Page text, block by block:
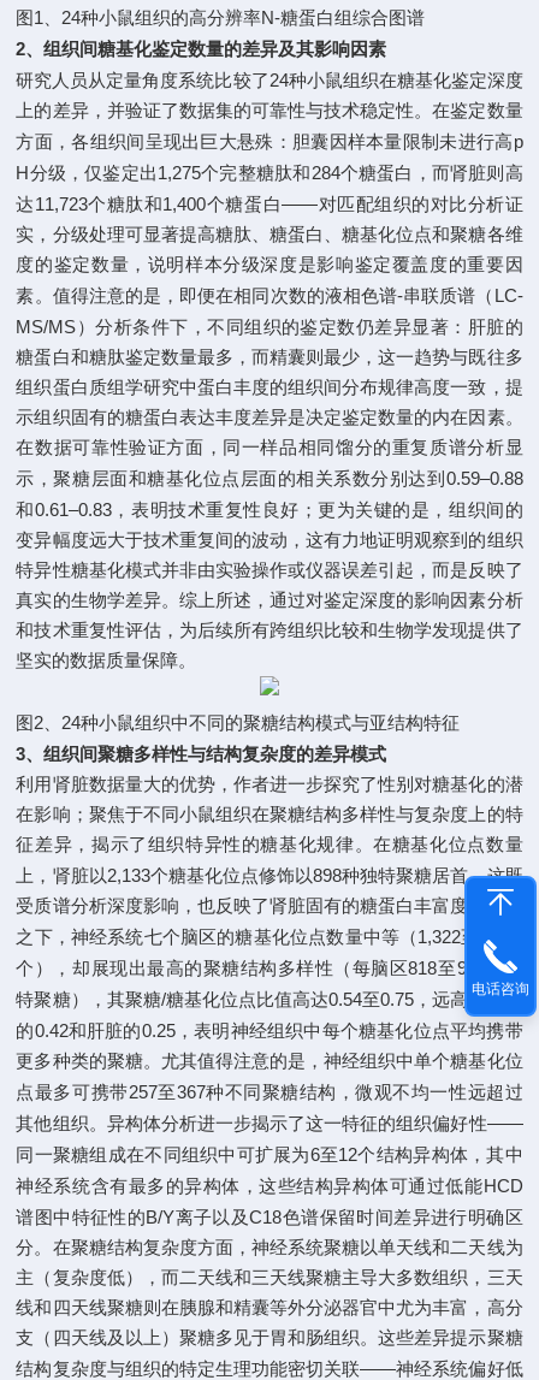
图 1 24种小鼠组织的高分辨率N-糖蛋白组综合图谱
2、组织间糖基化鉴定数量的差异及其影响因素
研究人员从定量角度系统比较了24种小鼠组织在糖基化鉴定深度
上的差异，并验证了数据集的可靠性与技术稳定性。在鉴定数量
方面，各组织间呈现出巨大悬殊：胆囊因样本量限制未进行高p
H分级，仅鉴定出1,275个完整糖肽和284个糖蛋白，而肾脏则高
达11,723个糖肽和1,400个糖蛋白——对匹配组织的对比分析证
实，分级处理可显著提高糖肽、糖蛋白、糖基化位点和聚糖各维
度的鉴定数量，说明样本分级深度是影响鉴定覆盖度的重要因
素。值得注意的是，即便在相同次数的液相色谱-串联质谱（ LC-
MS/MS）分析条件下，不同组织的鉴定数仍差异显著：肝脏的
糖蛋白和糖肽鉴定数量最多，而精囊则最少，这一趋势与既往多
组织蛋白质组学研究中蛋白丰度的组织间分布规律高度一致，提
示组织固有的糖蛋白表达丰度差异是决定鉴定数量的内在因素。
在数据可靠性验证方面，同一样品相同馏分的重复质谱分析显
示，聚糖层面和糖基化位点层面的相关系数分别达到 0.59–0.88
和0.61–0.83，表明技术重复性良好；更为关键的是， 组织间的
变异幅度远大于技术重复间的波动，这有力地证明观察到的组织
特异性糖基化模式并非由实验操作或仪器误差引起，而是反映了
真实的生物学差异。综上所述，通过对鉴定深度的影响因素分析
和技术重复性评估，为后续所有跨组织比较和生物学发现提供了
坚实的数据质量保障。
图 2 24种小鼠组织中不同的聚糖结构模式与亚结构特征
3、组织间聚糖多样性与结构复杂度的差异模式
利用肾脏数据量大的优势，作者进一步探究了性别对糖基化的潜
在影响 ； 聚焦于不同小鼠组织在聚糖结构多样性与复杂度上的特
征差异，揭示了组织特异性的糖基化规律。在糖基化位点数量
上，肾脏以2,133个糖基化位点修饰以898种独特聚糖居首，这既
受质谱分析深度影响，也反映了肾脏固有的糖蛋白丰富度；相比
之下，神经系统七个脑区的糖基化位点数量中等（1,322至 1,714
个），却展现出最高的聚糖结构多样性（每脑区818至992
种独
特聚糖），其聚糖/糖基化位点比值高达0.54至0.75 ，远高于肾脏
的0.42和肝脏的0.25，表明神经组织中每个糖基化位点平均携带
更多种类的聚糖。尤其值得注意的是，神经组织中单个糖基化位
点最多可携带257至367种不同聚糖结构，微观不均一性远超过
其他组织。异构体分析进一步揭示了这一特征的组织偏好性——
同一聚糖组成在不同组织中可扩展为6至12个结构异构体，其中
神经系统含有最多的异构体，这些结构异构体可通过低能HCD
谱图中特征性的B/Y离子以及C18色谱保留时间差异进行明确区
分。在聚糖结构复杂度方面，神经系统聚糖以单天线和二天线为
主（复杂度低），而二天线和三天线聚糖主导大多数组织，三天
线和四天线聚糖则在胰腺和精囊等外分泌器官中尤为丰富，高分
支（四天线及以上）聚糖多见于胃和肠组织。这些差异提示聚糖
结构复杂度与组织的特定生理功能密切关联——神经系统偏好低
电话咨询